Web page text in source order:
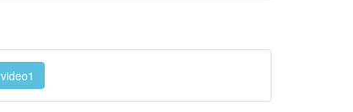
video1